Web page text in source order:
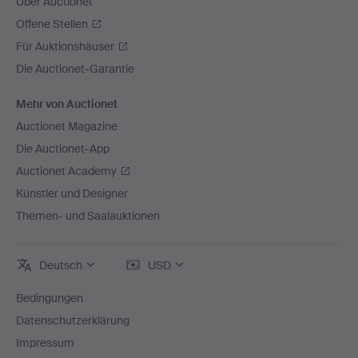
Offene Stellen
Für Auktionshäuser
Die Auctionet-Garantie
Mehr von Auctionet
Auctionet Magazine
Die Auctionet-App
Auctionet Academy
Künstler und Designer
Themen- und Saalauktionen
Deutsch USD
Bedingungen
Datenschutzerklärung
Impressum